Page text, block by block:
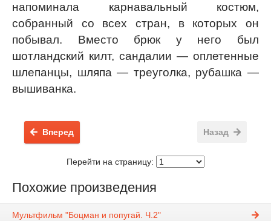
напоминала карнавальный костюм,
собранный со всех стран, в которых он
побывал. Вместо брюк у него был
шотландский килт, сандалии — оплетенные
шлепанцы, шляпа — треуголка, рубашка —
вышиванка.
Назад
Вперед
Перейти на страницу:
Похожие произведения
Мультфильм "Боцман и попугай. Ч.2"